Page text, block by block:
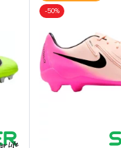
-50%